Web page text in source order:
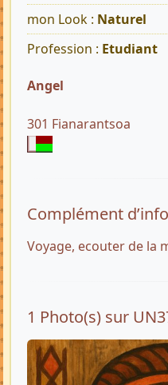
mon Look : Naturel
Profession : Etudiant
Angel
301 Fianarantsoa
Complément
Voyage, ecouter de la
1 Photo(s) sur